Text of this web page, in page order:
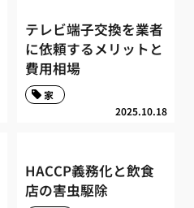
テレビ端子交換を業者
に依頼するメリットと
費用相場
2025.10.18
家
HACCP義務化と飲食
店の害虫駆除